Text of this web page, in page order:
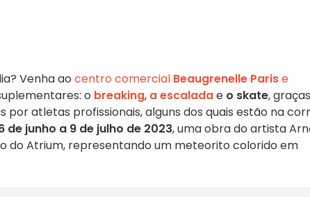
Venha ao centro comercial Beaugrenelle Parise
o breaking, a escaladae o skate,
por atletas profissionais, alguns dos quais estão na
de junho a 9 de julho de 2023, uma obra do artista
do Atrium, representando um meteorito colorido em